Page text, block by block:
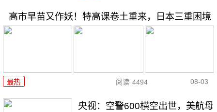
高市早苗又作妖！特高课卷土重来，日本三重困境
最热 阅读 4494 08-03
央视：空警600横空出世，美航母